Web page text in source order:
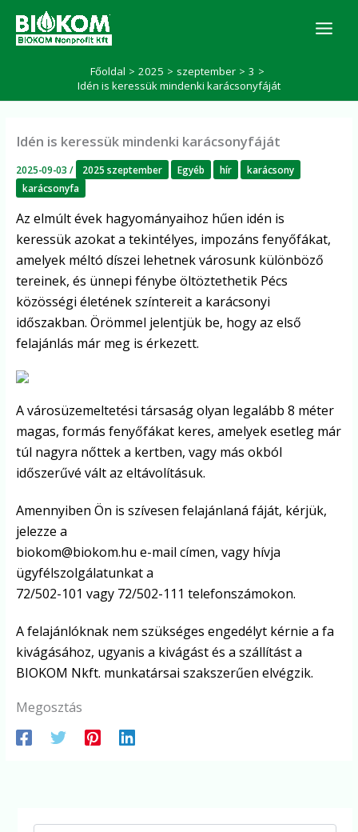
content
Főoldal 2025 szeptember
3
Idén is keressük mindenki karácsonyfáját
Idén is keressük mindenki karácsonyfáját
2025-09-03/ 2025 szeptember Egyéb hír
karácsony
karácsonyfa
Az elmúlt évek hagyományaihoz hűen idén is
keressük azokat a tekintélyes, impozáns fenyőfákat,
amelyek méltó díszei lehetnek városunk különböző
tereinek, és ünnepi fénybe öltöztethetik Pécs
közösségi életének színtereit a karácsonyi
időszakban. Örömmel jelentjük be, hogy az első
felajánlás már meg is érkezett.
A városüzemeltetési társaság olyan legalább 8 méter
magas, formás fenyőfákat keres, amelyek esetleg már
túl nagyra nőttek a kertben, vagy más okból
időszerűvé vált az eltávolításuk.
Amennyiben Ön is szívesen felajánlaná fáját, kérjük,
jelezze a
biokom@biokom.hu e-mail címen, vagy hívja
ügyfélszolgálatunkat a
72/502-101 vagy 72/502-111 telefonszámokon.
A felajánlóknak nem szükséges engedélyt kérnie a fa
kivágásához, ugyanis a kivágást és a szállítást a
BIOKOM Nkft. munkatársai szakszerűen elvégzik.
Megosztás
e
r
s